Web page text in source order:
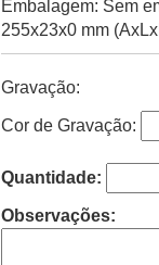
Embalagem: Sem
255x23x0 mm
Gravação:
Cor de Gravação:
Quantidade:
Observações: